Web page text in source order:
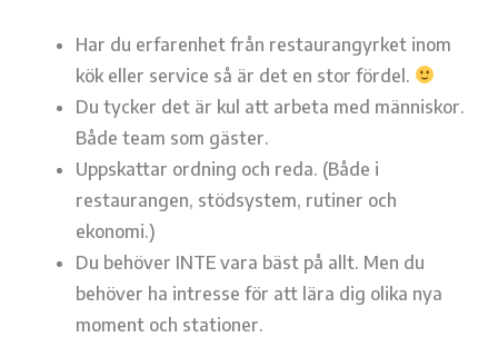
Har du erfarenhet från restaurangyrket inom
kök eller service så är det en stor fördel.
Du tycker det är kul att arbeta med människor.
Både team som gäster.
Uppskattar ordning och reda. (Både i
restaurangen, stödsystem, rutiner och
ekonomi.)
Du behöver INTE vara bäst på allt. Men du
behöver ha intresse för att lära dig olika nya
moment och stationer.